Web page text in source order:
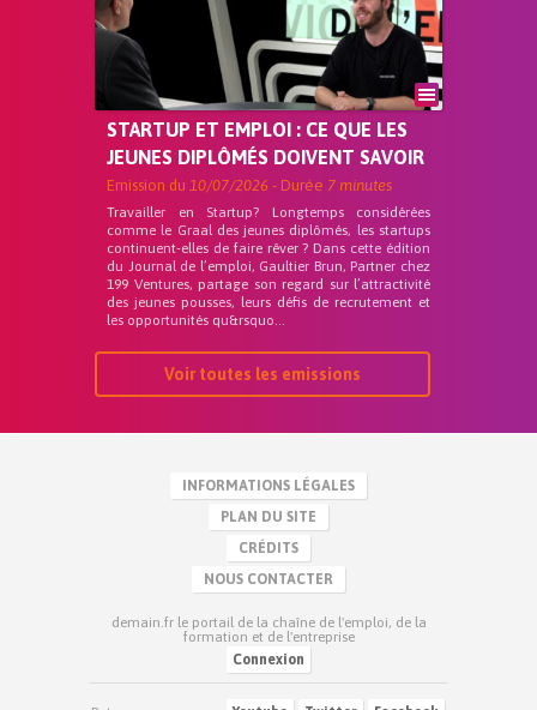
STARTUP ET EMPLOI : CE QUE LES
JEUNES DIPLÔMÉS DOIVENT SAVOIR
Emission du 10/07/2026 - Durée 7 minutes
Travailler en Startup? Longtemps considérées
comme le Graal des jeunes diplômés, les startups
continuent-elles de faire rêver ? Dans cette édition
du Journal de l’emploi, Gaultier Brun, Partner chez
199 Ventures, partage son regard sur l’attractivité
des jeunes pousses, leurs défis de recrutement et
les opportunités qu&rsquo...
Voir toutes les emissions
INFORMATIONS LÉGALES
PLAN DU SITE
CRÉDITS
NOUS CONTACTER
demain.fr le portail de la chaîne de l'emploi, de la
formation et de l'entreprise
Connexion